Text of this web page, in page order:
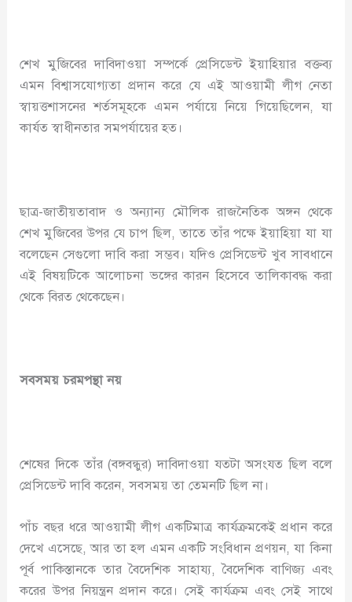
শেখ মুজিবের দাবিদাওয়া সম্পর্কে প্রেসিডেন্ট ইয়াহিয়ার বক্তব্য
এমন বিশ্বাসযোগ্যতা প্রদান করে যে এই আওয়ামী লীগ নেতা
স্বায়ত্তশাসনের শর্তসমূহকে এমন পর্যায়ে নিয়ে গিয়েছিলেন, যা
কার্যত স্বাধীনতার সমপর্যায়ের হত।
ছাত্র-জাতীয়তাবাদ ও অন্যান্য মৌলিক রাজনৈতিক অঙ্গন থেকে
শেখ মুজিবের উপর যে চাপ ছিল, তাতে তাঁর পক্ষে ইয়াহিয়া যা যা
বলেছেন সেগুলো দাবি করা সম্ভব। যদিও প্রেসিডেন্ট খুব সাবধানে
এই বিষয়টিকে আলোচনা ভঙ্গের কারন হিসেবে তালিকাবদ্ধ করা
থেকে বিরত থেকেছেন।
সবসময় চরমপন্থা নয়
শেষের দিকে তাঁর (বঙ্গবন্ধুর) দাবিদাওয়া যতটা অসংযত ছিল বলে
প্রেসিডেন্ট দাবি করেন, সবসময় তা তেমনটি ছিল না।
পাঁচ বছর ধরে আওয়ামী লীগ একটিমাত্র কার্যক্রমকেই প্রধান করে
দেখে এসেছে, আর তা হল এমন একটি সংবিধান প্রণয়ন, যা কিনা
পূর্ব পাকিস্তানকে তার বৈদেশিক সাহায্য, বৈদেশিক বাণিজ্য এবং
করের উপর নিয়ন্ত্রন প্রদান করে। সেই কার্যক্রম এবং সেই সাথে